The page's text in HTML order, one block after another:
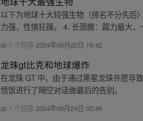
以下为地球十大较强生物（排名不分先后
力强，性情狂躁。 4. 长颈鹿：踢力最大，
1 个回答2024年09月22日 19:42
龙珠gt比克和地球爆炸
在龙珠 GT 中，由于通过黑星龙珠许愿导
悟饭进行了隔空对话做最后的告别。
1 个回答2024年09月24日 02:46